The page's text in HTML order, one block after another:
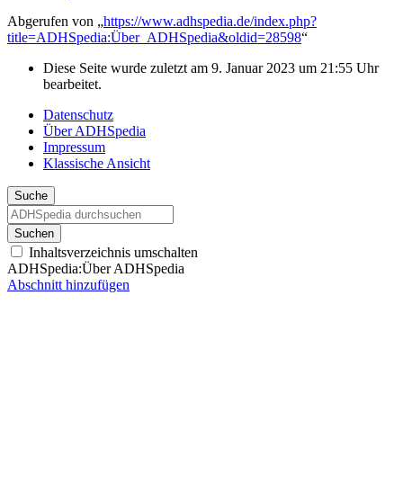
Abgerufen von „https://www.adhspedia.de/index.php?
title=ADHSpedia:Über_ADHSpedia&oldid=28598“
Diese Seite wurde zuletzt am 9. Januar 2023 um 21:55 Uhr
bearbeitet.
Datenschutz
Über ADHSpedia
Impressum
Klassische Ansicht
Suche
Suchen
Inhaltsverzeichnis umschalten
ADHSpedia:Über ADHSpedia
Abschnitt hinzufügen